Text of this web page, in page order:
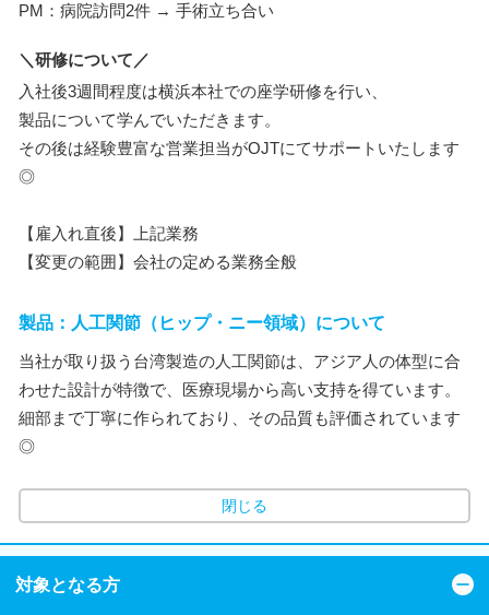
PM：病院訪問2件 → 手術立ち合い
＼研修について／
入社後3週間程度は横浜本社での座学研修を行い、
製品について学んでいただきます。
その後は経験豊富な営業担当がOJTにてサポートいたします
◎
【雇入れ直後】上記業務
【変更の範囲】会社の定める業務全般
製品：人工関節（ヒップ・ニー領域）について
当社が取り扱う台湾製造の人工関節は、アジア人の体型に合
わせた設計が特徴で、医療現場から高い支持を得ています。
細部まで丁寧に作られており、その品質も評価されています
◎
閉じる
対象となる方